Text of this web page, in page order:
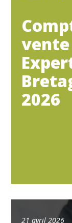
vente
2026
21 avril 2026